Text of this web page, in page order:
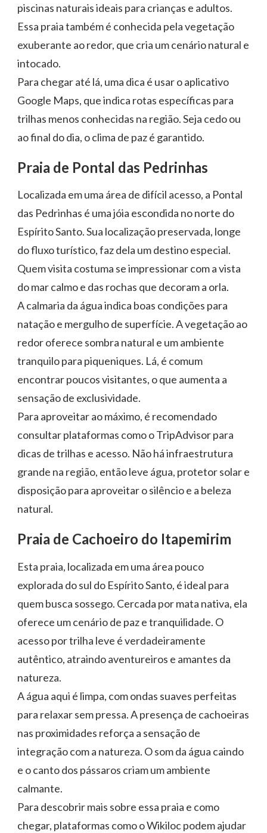
piscinas naturais ideais para crianças e adultos.
Essa praia também é conhecida pela vegetação
exuberante ao redor, que cria um cenário natural e
intocado.
Para chegar até lá, uma dica é usar o aplicativo
Google Maps, que indica rotas específicas para
trilhas menos conhecidas na região. Seja cedo ou
ao final do dia, o clima de paz é garantido.
Praia de Pontal das Pedrinhas
Localizada em uma área de difícil acesso, a Pontal
das Pedrinhas é uma jóia escondida no norte do
Espírito Santo. Sua localização preservada, longe
do fluxo turístico, faz dela um destino especial.
Quem visita costuma se impressionar com a vista
do mar calmo e das rochas que decoram a orla.
A calmaria da água indica boas condições para
natação e mergulho de superfície. A vegetação ao
redor oferece sombra natural e um ambiente
tranquilo para piqueniques. Lá, é comum
encontrar poucos visitantes, o que aumenta a
sensação de exclusividade.
Para aproveitar ao máximo, é recomendado
consultar plataformas como o TripAdvisor para
dicas de trilhas e acesso. Não há infraestrutura
grande na região, então leve água, protetor solar e
disposição para aproveitar o silêncio e a beleza
natural.
Praia de Cachoeiro do Itapemirim
Esta praia, localizada em uma área pouco
explorada do sul do Espírito Santo, é ideal para
quem busca sossego. Cercada por mata nativa, ela
oferece um cenário de paz e tranquilidade. O
acesso por trilha leve é verdadeiramente
autêntico, atraindo aventureiros e amantes da
natureza.
A água aqui é limpa, com ondas suaves perfeitas
para relaxar sem pressa. A presença de cachoeiras
nas proximidades reforça a sensação de
integração com a natureza. O som da água caindo
e o canto dos pássaros criam um ambiente
calmante.
Para descobrir mais sobre essa praia e como
chegar, plataformas como o Wikiloc podem ajudar